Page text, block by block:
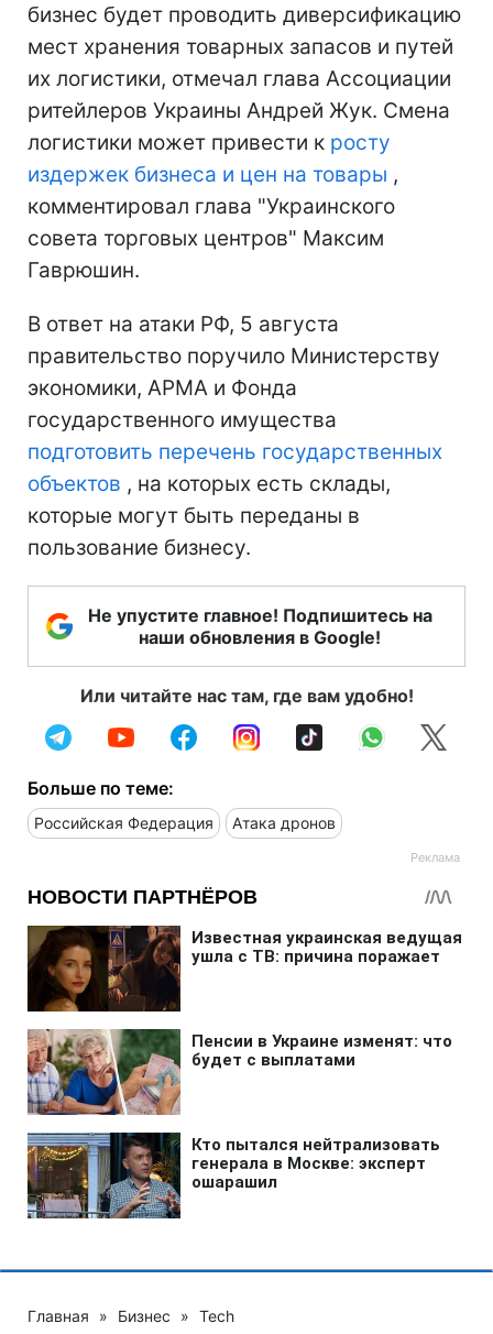
бизнес будет проводить диверсификацию
мест хранения товарных запасов и путей
их логистики, отмечал глава Ассоциации
ритейлеров Украины Андрей Жук. Смена
логистики может привести к росту
издержек бизнеса и цен на товары ,
комментировал глава "Украинского
совета торговых центров" Максим
Гаврюшин.
В ответ на атаки РФ, 5 августа
правительство поручило Министерству
экономики, АРМА и Фонда
государственного имущества
подготовить перечень государственных
объектов , на которых есть склады,
которые могут быть переданы в
пользование бизнесу.
Не упустите главное! Подпишитесь на
наши обновления в Google!
Или читайте нас там, где вам удобно!
Больше по теме:
Российская Федерация Атака дронов
Главная » Бизнес » Tech